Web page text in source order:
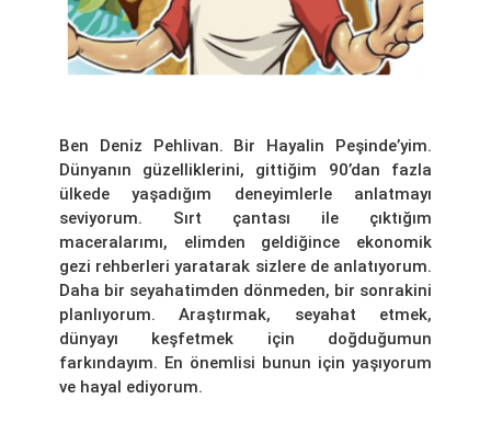
Ben Deniz Pehlivan. Bir Hayalin Peşinde’yim.
Dünyanın güzelliklerini, gittiğim 90’dan fazla
ülkede yaşadığım deneyimlerle anlatmayı
seviyorum. Sırt çantası ile çıktığım
maceralarımı, elimden geldiğince ekonomik
gezi rehberleri yaratarak sizlere de anlatıyorum.
Daha bir seyahatimden dönmeden, bir sonrakini
planlıyorum. Araştırmak, seyahat etmek,
dünyayı keşfetmek için doğduğumun
farkındayım. En önemlisi bunun için yaşıyorum
ve hayal ediyorum.